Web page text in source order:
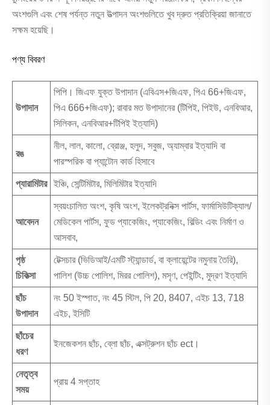
অংশগুলি এবং শেষ পর্যন্ত নতুন উত্পাদন অংশগুলিতে খুব দ্রুত প্রতিক্রিয়া জানাতে
সক্ষম হয়েছি।
পণ্য বিবরণ
উপাদান
পিপি। জিএফ যুক্ত উপাদান (এবিএস+জিএফ, পিএ 66+জিএফ,
পিএ 666+জিএফ); রাবার মত উপাদানের (টিপিই, পিইউ, এনবিআর,
সিলিকন, এনবিআর+টিপিই ইত্যাদি)
রঙ
নীল, লাল, কালো, ব্রোঞ্জ, হলুদ, সবুজ, অ্যাম্বার ইত্যাদি বা
পারস্পরিক বা প্যান্টোন কার্ড হিসাবে
প্যারামিটার ইঞ্চি, সেন্টিমিটার, মিলিমিটার ইত্যাদি
আবেদন
স্বয়ংচালিত অংশ, কৃষি অংশ, ইলেকট্রনিক্স পার্টস, ফার্মাসিউটিক্যাল/
মেডিকেল পার্টস, ফুড প্যাকেজিং, প্যাকেজিং, বিল্ডিং এবং নির্মাণ ও
আসবাব,
পৃষ্ঠ
চিকিত্সা
টেক্সচার (ভিডিআই/এমটি স্ট্যান্ডার্ড, বা ক্লায়েন্টের নমুনায় তৈরি),
পালিশ (উচ্চ পোলিশ, মিরর পোলিশ), মসৃণ, পেইন্টিং, মুদ্রণ ইত্যাদি
ছাঁচ
উপাদান
নং 50 ইস্পাত, নং 45 স্টিল, পি 20, 8407, এইচ 13, 718
এইচ, ইসিটি
ছাঁচের
ধরণ
ইনজেকশন ছাঁচ, ব্লো ছাঁচ, এক্সট্রুশন ছাঁচ ect।
নেতৃত্ব
সময়
প্রায় 4 সপ্তাহ